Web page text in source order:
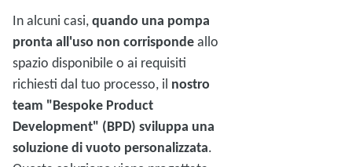
In alcuni casi,quando una pompa
pronta all'uso non corrispondeallo
spazio disponibile o ai requisiti
richiesti dal tuo processo, il nostro
team "Bespoke Product
Development" (BPD) sviluppa una
soluzione di vuoto personalizzata.